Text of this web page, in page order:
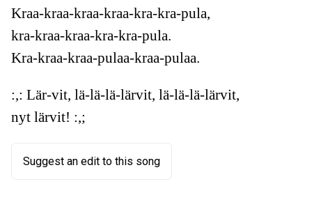
Kraa-kraa-kraa-kraa-kra-kra-pula,
kra-kraa-kraa-kra-kra-pula.
Kra-kraa-kraa-pulaa-kraa-pulaa.
:,: Lär-vit, lä-lä-lä-lärvit, lä-lä-lä-lärvit,
nyt lärvit! :,;
Suggest an edit to this song